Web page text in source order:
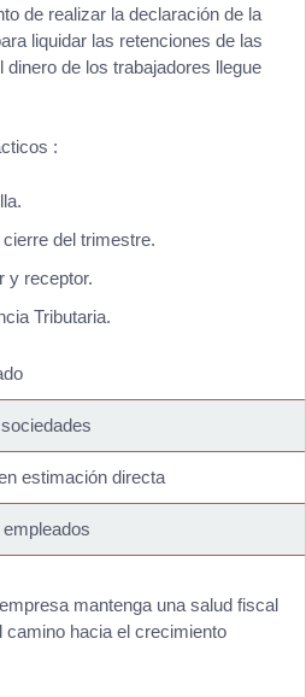
de realizar la declaración de la
liquidar las retenciones de las
de los trabajadores llegue
:
del trimestre.
y receptor.
Tributaria.
estimación directa
mantenga una salud fiscal
hacia el crecimiento